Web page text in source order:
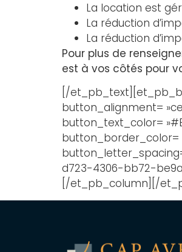
La location est
La réduction
La réduction
Pour plus de
est à vos côtés pour
[/
button_alignment=
button_text_color=
button_border_color=
d723-4306-bb72-
[/et_pb_column][/